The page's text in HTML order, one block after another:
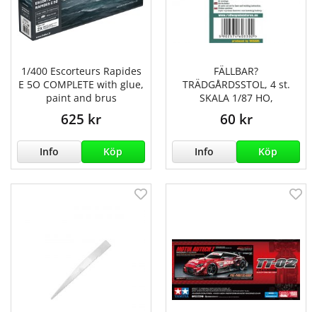
1/400 Escorteurs Rapides
E 5O COMPLETE with glue,
paint and brus
625 kr
Info Köp
FÄLLBAR?
TRÄDGÅRDSSTOL, 4 st.
SKALA 1/87 HO,
60 kr
Info Köp